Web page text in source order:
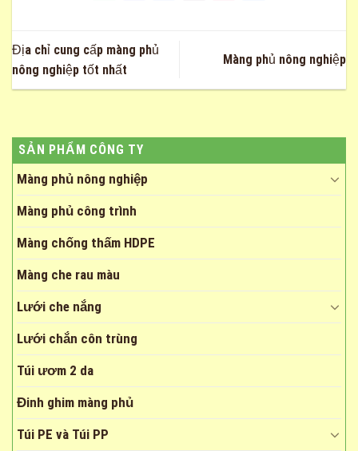
Địa chỉ cung cấp màng phủ
nông nghiệp tốt nhất
Màng phủ nông nghiệp
SẢN PHẨM CÔNG TY
Màng phủ nông nghiệp
Màng phủ công trình
Màng chống thấm HDPE
Màng che rau màu
Lưới che nắng
Lưới chắn côn trùng
Túi ươm 2 da
Đinh ghim màng phủ
Túi PE và Túi PP